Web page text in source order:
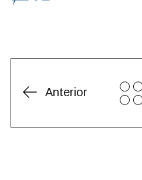
Anterior